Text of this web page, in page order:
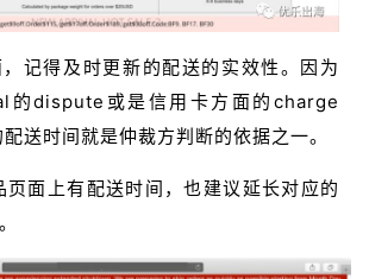
记得及时更新的配送的实效性。因为
的dispute或是信用卡方面的charge
送时间就是仲裁方判断的依据之一。
页面上有配送时间，也建议延长对应的